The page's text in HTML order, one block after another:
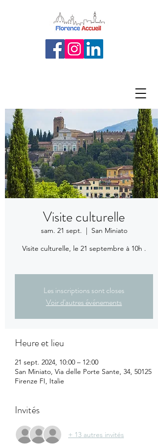
Visite culturelle
sam. 21 sept.
  |
San Miniato
Visite culturelle, le 21 septembre à 10h .
Les inscriptions sont closes
Voir d'autres événements
Heure et lieu
21 sept. 2024, 10:00 – 12:00
San Miniato, Via delle Porte Sante, 34, 50125
Firenze FI, Italie
Invités
+ 13 autres invités